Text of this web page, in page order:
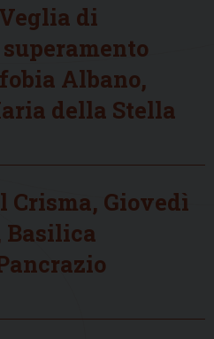
di
Albano,
della Stella
Crisma, Giovedì
Basilica